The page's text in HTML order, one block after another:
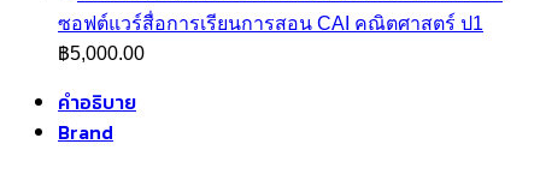
ซอฟต์แวร์สื่อการเรียนการสอน CAI คณิตศาสตร์ ป1
฿5,000.00
คำอธิบาย
Brand